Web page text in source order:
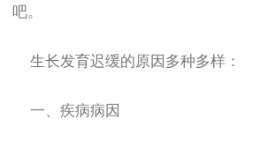
吧。
生长发育迟缓的原因多种多样：
一、疾病病因